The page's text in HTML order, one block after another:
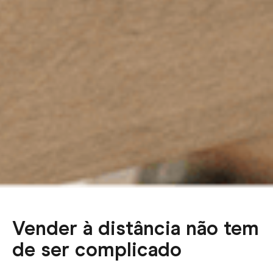
Vender à distância não tem
de ser complicado